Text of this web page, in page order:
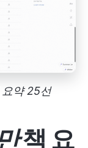
약 25선
책 요